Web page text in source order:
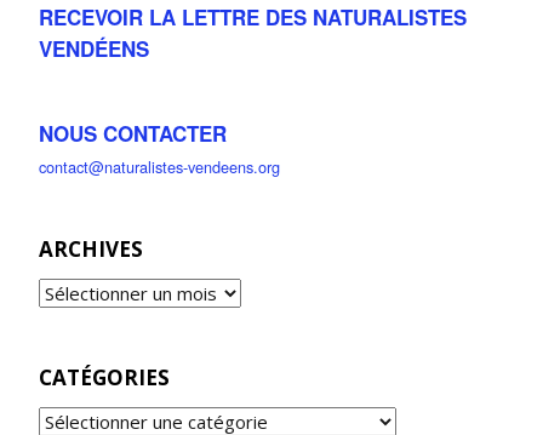
RECEVOIR LA LETTRE DES NATURALISTES
VENDÉENS
NOUS CONTACTER
contact@naturalistes-vendeens.org
ARCHIVES
CATÉGORIES